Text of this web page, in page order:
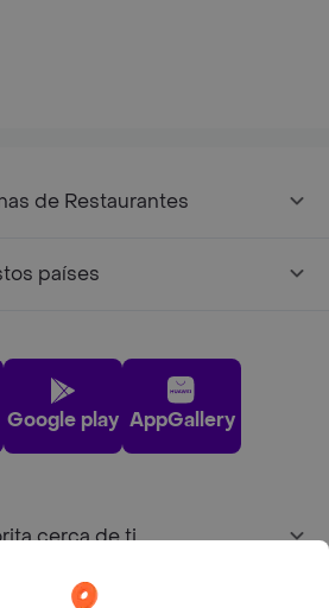
de Restaurantes
países
Google play AppGallery
cerca de ti